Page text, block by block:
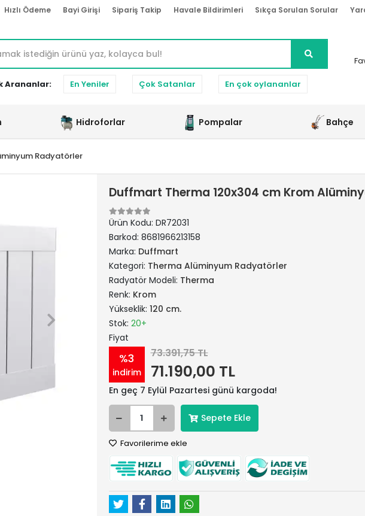
Hızlı Ödeme Bayi Girişi Sipariş Takip Havale Bildirimleri Sıkça Sorulan Sorular
Arananlar: En Yeniler Çok Satanlar En çok oylananlar
Hidroforlar Pompalar Bahçe
Radyatörler
Duffmart Therma 120x304 cm Krom
Ürün Kodu: DR72031
Barkod: 8681966213158
Marka: Duffmart
Kategori: Therma Alüminyum Radyatörler
Radyatör Modeli: Therma
Renk: Krom
Yükseklik: 120 cm.
Stok: 20+
Fiyat
%3
indirim
73.391,75 TL
71.190,00 TL
En geç 7 Eylül Pazartesi günü kargoda!
Sepete Ekle
Favorilerime ekle